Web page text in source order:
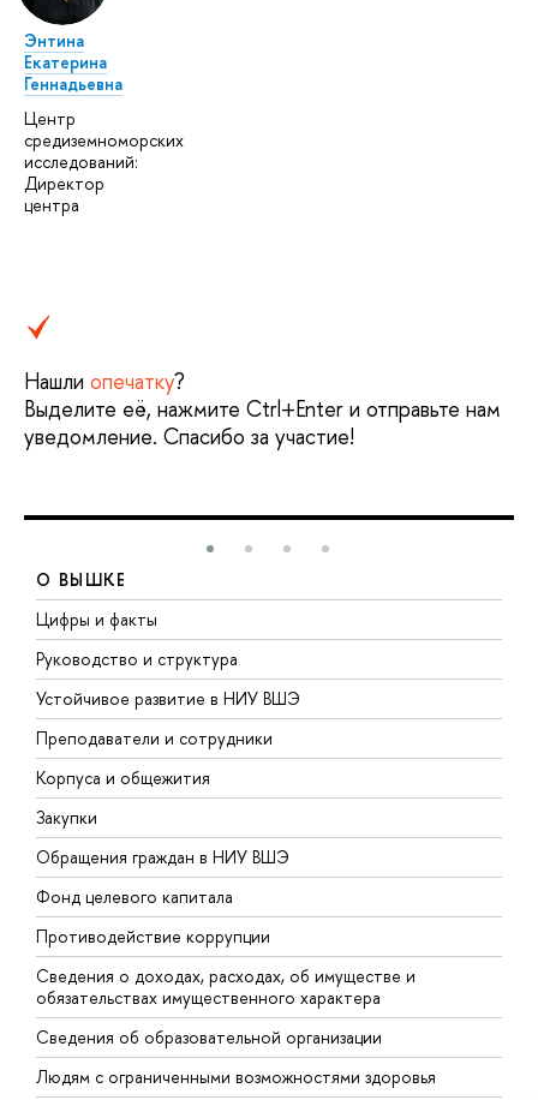
Энтина
Екатерина
Геннадьевна
Центр
средиземноморских
исследований:
Директор
центра
Нашли опечатку?
Выделите её, нажмите Ctrl+Enter и отправьте нам
уведомление. Спасибо за участие!
О ВЫШКЕ
Цифры и факты
Руководство и структура
Устойчивое развитие в НИУ ВШЭ
Преподаватели и сотрудники
Корпуса и общежития
Закупки
Обращения граждан в НИУ ВШЭ
Фонд целевого капитала
Противодействие коррупции
Сведения о доходах, расходах, об имуществе и
обязательствах имущественного характера
Сведения об образовательной организации
Людям с ограниченными возможностями здоровья